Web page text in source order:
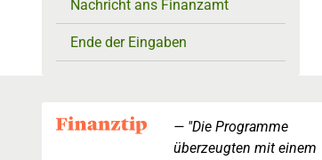
Nachricht ans Finanzamt
Ende der Eingaben
"Die Programme
überzeugten mit einem